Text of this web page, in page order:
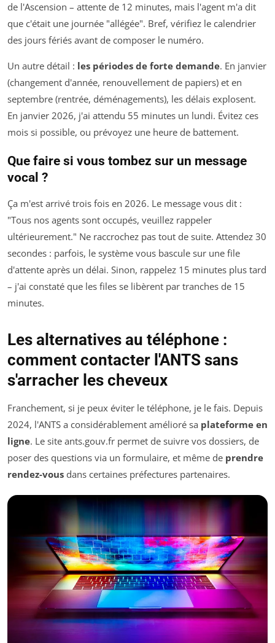
de l'Ascension – attente de 12 minutes, mais l'agent m'a dit
que c'était une journée "allégée". Bref, vérifiez le calendrier
des jours fériés avant de composer le numéro.
Un autre détail : les périodes de forte demande. En janvier
(changement d'année, renouvellement de papiers) et en
septembre (rentrée, déménagements), les délais explosent.
En janvier 2026, j'ai attendu 55 minutes un lundi. Évitez ces
mois si possible, ou prévoyez une heure de battement.
Que faire si vous tombez sur un message
vocal ?
Ça m'est arrivé trois fois en 2026. Le message vous dit :
"Tous nos agents sont occupés, veuillez rappeler
ultérieurement." Ne raccrochez pas tout de suite. Attendez 30
secondes : parfois, le système vous bascule sur une file
d'attente après un délai. Sinon, rappelez 15 minutes plus tard
– j'ai constaté que les files se libèrent par tranches de 15
minutes.
Les alternatives au téléphone :
comment contacter l'ANTS sans
s'arracher les cheveux
Franchement, si je peux éviter le téléphone, je le fais. Depuis
2024, l'ANTS a considérablement amélioré sa plateforme en
ligne. Le site ants.gouv.fr permet de suivre vos dossiers, de
poser des questions via un formulaire, et même de prendre
rendez-vous dans certaines préfectures partenaires.